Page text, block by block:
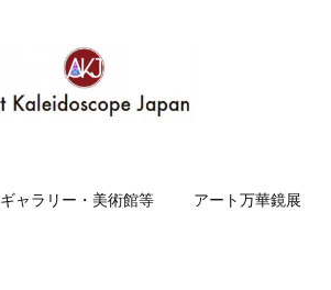
ギャラリー・美術館等 アート万華鏡展